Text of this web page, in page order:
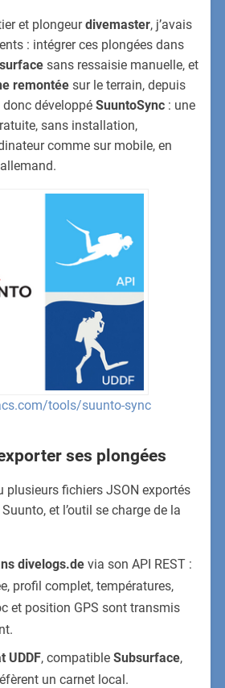
et plongeurdivemaster, j’avais
: intégrer ces plongées dans
sans ressaisie manuelle, et
remontée sur le terrain, depuis
donc développéSuuntoSync : une
sans installation,
comme sur mobile, en
tools/suunto-sync
ses plongées
plusieurs fichiers JSON exportés
et l’outil se charge de la
divelogs.de via son API REST :
profil complet, températures,
et position GPS sont transmis
UDDF, compatibleSubsurface,
un carnet local.